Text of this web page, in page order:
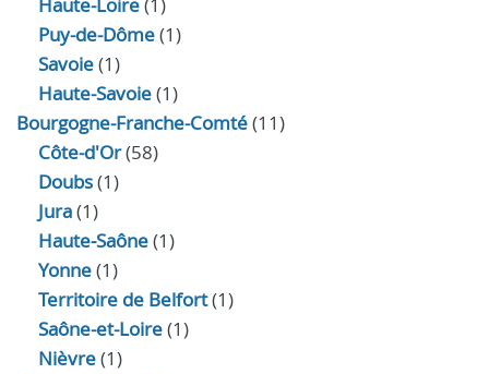
Puy-de-Dôme(1)
Savoie(1)
Haute-Savoie(1)
Bourgogne-Franche-Comté(11)
Côte-d'Or(58)
Doubs(1)
Jura(1)
Haute‑Saône(1)
Yonne(1)
Territoire de Belfort(1)
Saône-et-Loire(1)
Nièvre(1)